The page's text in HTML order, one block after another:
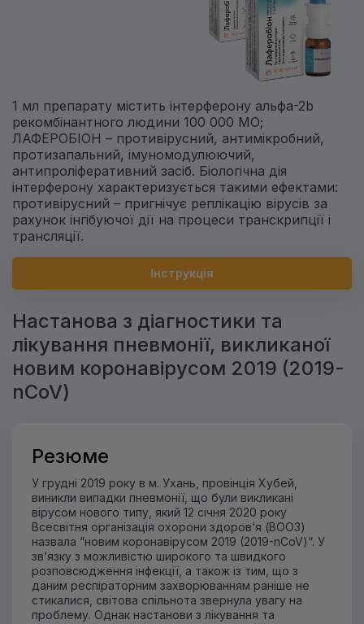
1 мл препарату містить інтерферону альфа-2b
рекомбінантного людини 100 000 МО;
ЛАФЕРОБІОН – противірусний, антимікробний,
протизапальний, імуномодулюючий,
антипроліферативний засіб. Біологічна дія
інтерферону характеризується такими ефектами:
противірусний – пригнічує реплікацію вірусів за
рахунок інгібуючої дії на процеси транскрипції і
трансляції.
Інструкція
Настанова з діагностики та
лікування пневмонії, викликаної
новим коронавірусом 2019 (2019-
nCoV)
Резюме
У грудні 2019 року в м. Ухань, провінція Хубей,
виникли випадки пневмонії, що були викликані
вірусом нового типу, який 12 січня 2020 року
Всесвітня організація охорони здоров‘я (ВООЗ)
назвала “новим коронавірусом 2019 (2019-nCoV)“. У
зв‘язку з можливістю широкого та швидкого
розповсюдження інфекції, а також із тим, що з
даним респіраторним захворюванням раніше не
стикалися, світова спільнота звернула увагу на
проблему. Однак настанови з лікування та